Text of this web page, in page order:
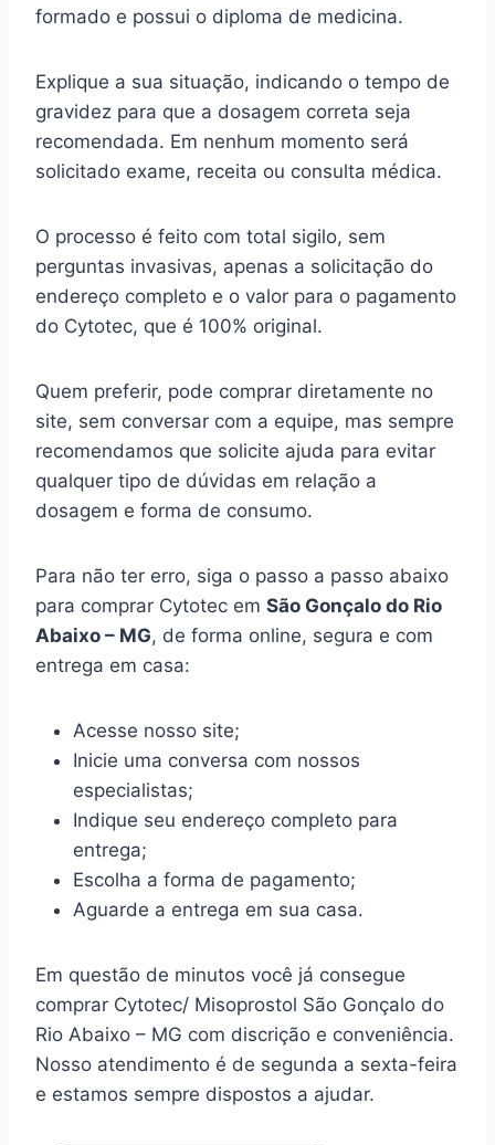
formado e possui o diploma de medicina.
Explique a sua situação, indicando o tempo de
gravidez para que a dosagem correta seja
recomendada. Em nenhum momento será
solicitado exame, receita ou consulta médica.
O processo é feito com total sigilo, sem
perguntas invasivas, apenas a solicitação do
endereço completo e o valor para o pagamento
do Cytotec, que é 100% original.
Quem preferir, pode comprar diretamente no
site, sem conversar com a equipe, mas sempre
recomendamos que solicite ajuda para evitar
qualquer tipo de dúvidas em relação a
dosagem e forma de consumo.
Para não ter erro, siga o passo a passo abaixo
para comprar Cytotec em São Gonçalo do Rio
Abaixo – MG, de forma online, segura e com
entrega em casa:
Acesse nosso site;
Inicie uma conversa com nossos
especialistas;
Indique seu endereço completo para
entrega;
Escolha a forma de pagamento;
Aguarde a entrega em sua casa.
Em questão de minutos você já consegue
comprar Cytotec/ Misoprostol São Gonçalo do
Rio Abaixo – MG com discrição e conveniência.
Nosso atendimento é de segunda a sexta-feira
e estamos sempre dispostos a ajudar.